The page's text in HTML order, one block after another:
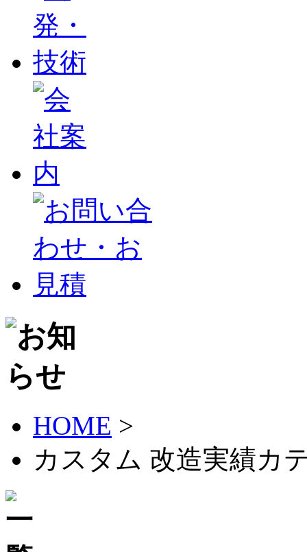
HOME >
カスタム 改造実績カ